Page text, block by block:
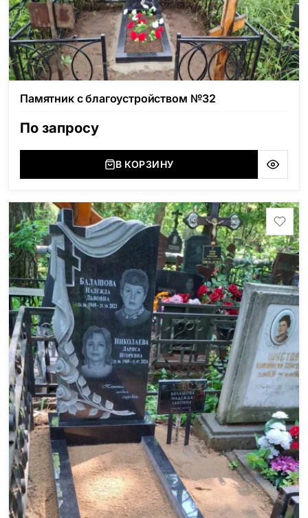
Памятник с благоустройством №32
По запросу
В КОРЗИНУ